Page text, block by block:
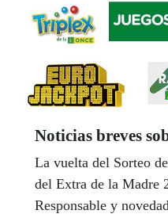
Noticias breves
La vuelta del Sorteo
del Extra de la Madre
Responsable y